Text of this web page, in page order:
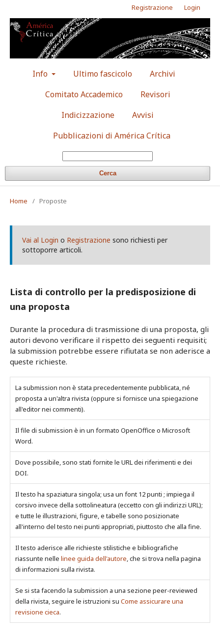
Info Ultimo fascicolo
Archivi
Comitato Accademico
Revisori
Indicizzazione
Avvisi
Pubblicazioni di América Crítica
Cerca
Registrazione Login
Home / Proposte
Vai al Login o Registrazione sono richiesti per
sottoporre articoli.
Lista di controllo per la predisposizione di
una proposta
Durante la procedura di trasmissione di una proposta, gli
autori devono verificare il rispetto dei seguenti requisiti;
la submission potrebbe essere rifiutata se non aderisce a
queste richieste.
La submission non è stata precedentemente pubblicata, né
proposta a un'altra rivista (oppure si fornisce una spiegazione
all'editor nei commenti).
Il file di submission è in un formato OpenOffice o Microsoft
Word.
Dove possibile, sono stati fornite le URL dei riferimenti e dei
DOI.
Il testo ha spaziatura singola; usa un font 12 punti ; impiega il
corsivo invece della sottolineatura (eccetto con gli indirizzi URL);
e tutte le illustrazioni, figure, e tabelle sono posizionate
all'interno del testo nei punti appropriati, piuttosto che alla fine.
Il testo aderisce alle richieste stilistiche e bibliografiche
riassunte nelle linee guida dell'autore, che si trova nella pagina
di informazioni sulla rivista.
Se si sta facendo la submission a una sezione peer-reviewed
della rivista, seguire le istruzioni su Come assicurare una
revisione cieca.